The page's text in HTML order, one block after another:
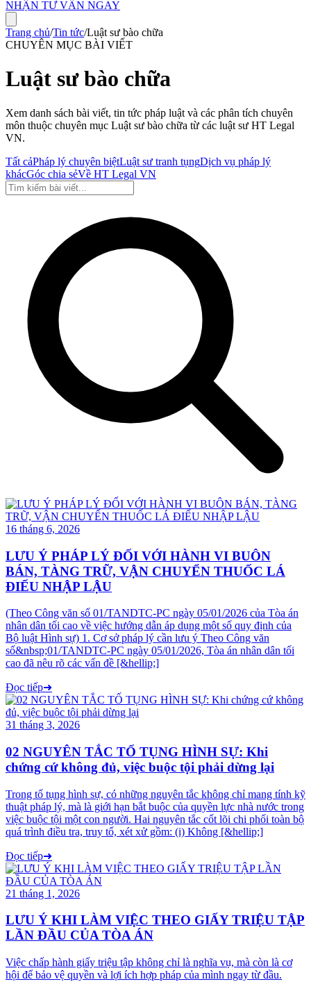
NHẬN TƯ VẤN NGAY
Trang chủ/Tin tức/Luật sư bào chữa
CHUYÊN MỤC BÀI VIẾT
Luật sư bào chữa
Xem danh sách bài viết, tin tức pháp luật và các phân tích chuyên
môn thuộc chuyên mục Luật sư bào chữa từ các luật sư HT Legal
VN.
Tất cảPháp lý chuyên biệtLuật sư tranh tụngDịch vụ pháp lý
khácGóc chia sẻVề HT Legal VN
16 tháng 6, 2026
LƯU Ý PHÁP LÝ ĐỐI VỚI HÀNH VI BUÔN
BÁN, TÀNG TRỮ, VẬN CHUYỂN THUỐC LÁ
ĐIẾU NHẬP LẬU
(Theo Công văn số 01/TANDTC-PC ngày 05/01/2026 của Tòa án
nhân dân tối cao về việc hướng dẫn áp dụng một số quy định của
Bộ luật Hình sự) 1. Cơ sở pháp lý cần lưu ý Theo Công văn
số&nbsp;01/TANDTC-PC ngày 05/01/2026, Tòa án nhân dân tối
cao đã nêu rõ các vấn đề [&hellip;]
Đọc tiếp➜
31 tháng 3, 2026
02 NGUYÊN TẮC TỐ TỤNG HÌNH SỰ: Khi
chứng cứ không đủ, việc buộc tội phải dừng lại
Trong tố tụng hình sự, có những nguyên tắc không chỉ mang tính kỹ
thuật pháp lý, mà là giới hạn bắt buộc của quyền lực nhà nước trong
việc buộc tội một con người. Hai nguyên tắc cốt lõi chi phối toàn bộ
quá trình điều tra, truy tố, xét xử gồm: (i) Không [&hellip;]
Đọc tiếp➜
21 tháng 1, 2026
LƯU Ý KHI LÀM VIỆC THEO GIẤY TRIỆU TẬP
LẦN ĐẦU CỦA TÒA ÁN
Việc chấp hành giấy triệu tập không chỉ là nghĩa vụ, mà còn là cơ
hội để bảo vệ quyền và lợi ích hợp pháp của mình ngay từ đầu.